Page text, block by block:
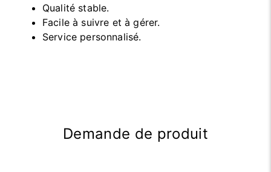
Qualité stable.
Facile à suivre et à gérer.
Service personnalisé.
Demande de produit